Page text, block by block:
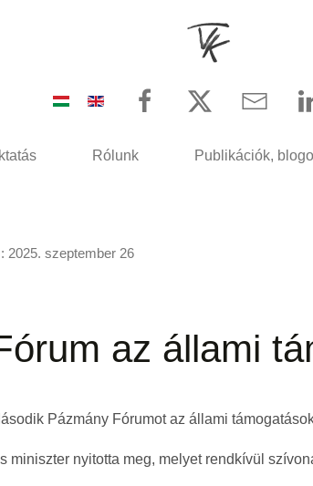
Rólunk Publikációk,
2025. szeptember 26
az állami
Pázmány Fórumot az állami
miniszter nyitotta meg, melyet rendkívül